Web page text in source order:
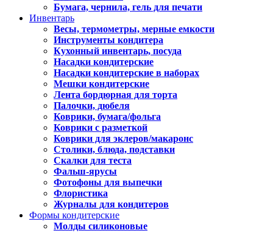
Бумага, чернила, гель для печати
Инвентарь
Весы, термометры, мерные емкости
Инструменты кондитера
Кухонный инвентарь, посуда
Насадки кондитерские
Насадки кондитерские в наборах
Мешки кондитерские
Лента бордюрная для торта
Палочки, дюбеля
Коврики, бумага/фольга
Коврики с разметкой
Коврики для эклеров/макаронс
Столики, блюда, подставки
Скалки для теста
Фальш-ярусы
Фотофоны для выпечки
Флористика
Журналы для кондитеров
Формы кондитерские
Молды силиконовые